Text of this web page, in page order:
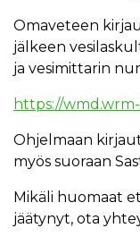
Omaveteen
jälkeen
ja vesimittarin
https://
Ohjelmaan
myös suoraan
Mikäli huomaat
jäätynyt, ota